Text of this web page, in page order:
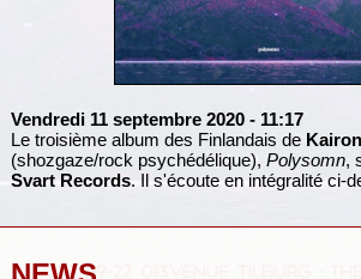
Vendredi 11 septembre 2020 - 11:17
Le troisième album des Finlandais de
(shozgaze/rock psychédélique), Polysomn,
Svart Records. Il s'écoute en intégralité ci-